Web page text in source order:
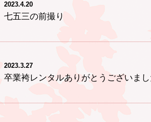
2023.4.20
七五三の前撮り
2023.3.27
卒業袴レンタルありがとうございまし